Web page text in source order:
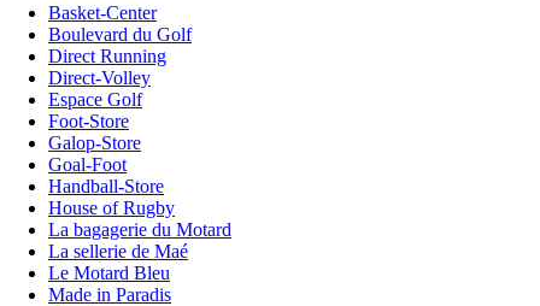
Basket-Center
Boulevard du Golf
Direct Running
Direct-Volley
Espace Golf
Foot-Store
Galop-Store
Goal-Foot
Handball-Store
House of Rugby
La bagagerie du Motard
La sellerie de Maé
Le Motard Bleu
Made in Paradis